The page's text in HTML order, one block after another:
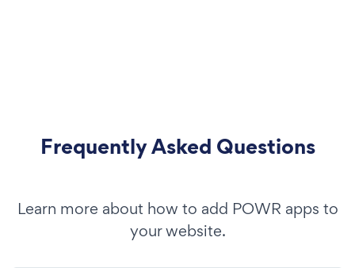
Frequently Asked Questions
Learn more about how to add POWR apps to
your website.